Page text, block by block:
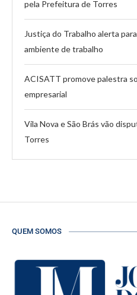
pela Prefeitura de Torres
Justiça do Trabalho alerta
ambiente de trabalho
ACISATT promove palestra
empresarial
Vila Nova e São Brás vão
Torres
QUEM SOMOS